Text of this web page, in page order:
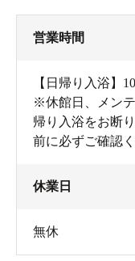
営業時間
【日帰り入浴】
※休館日、メン
帰り入浴をお断
前に必ずご確認く
休業日
無休